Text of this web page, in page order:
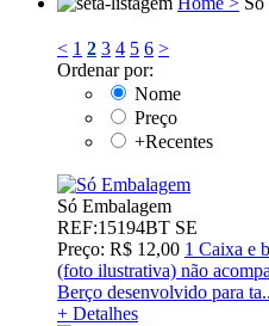
< 1 2 3 4 5 6 >
Ordenar por:
Nome
Preço
+Recentes
Só Embalagem
REF:15194BT SE
Preço: R$ 12,00 1 Caixa e
(foto ilustrativa) não
Berço desenvolvido para
+ Detalhes